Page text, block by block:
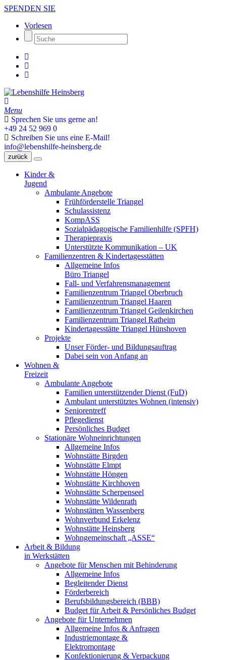
SPENDEN SIE
Vorlesen
Menu
Sprechen Sie uns gerne an!
+49 24 52 969 0
Schreiben Sie uns eine E-Mail!
info@lebenshilfe-heinsberg.de
zurück
Kinder &
Jugend
Ambulante Angebote
Frühförderstelle Triangel
Schulassistenz
KompASS
Sozialpädagogische Familienhilfe (SPFH)
Therapiepraxis
Unterstützte Kommunikation – UK
Familienzentren & Kindertagesstätten
Allgemeine Infos
Büro Triangel
Fall- und Verfahrensmanagement
Familienzentrum Triangel Oberbruch
Familienzentrum Triangel Haaren
Familienzentrum Triangel Geilenkirchen
Familienzentrum Triangel Ratheim
Kindertagesstätte Triangel Hünshoven
Projekte
Unser Förder- und Bildungsauftrag
Dabei sein von Anfang an
Wohnen &
Freizeit
Ambulante Angebote
Familien unterstützender Dienst (FuD)
Ambulant unterstütztes Wohnen (intensiv)
Seniorentreff
Pflegedienst
Persönliches Budget
Stationäre Wohneinrichtungen
Allgemeine Infos
Wohnstätte Birgden
Wohnstätte Elmpt
Wohnstätte Höngen
Wohnstätte Kirchhoven
Wohnstätte Scherpenseel
Wohnstätte Wildenrath
Wohnstätten Wassenberg
Wohnverbund Erkelenz
Wohnstätte Heinsberg
Wohngemeinschaft „ASSE“
Arbeit & Bildung
in Werkstätten
Angebote für Menschen mit Behinderung
Allgemeine Infos
Begleitender Dienst
Förderbereich
Berufsbildungsbereich (BBB)
Budget für Arbeit & Persönliches Budget
Angebote für Unternehmen
Allgemeine Infos & Anfragen
Industriemontage &
Elektromontage
Konfektionierung & Verpackung